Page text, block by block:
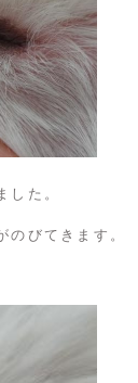
した。
びてきます。